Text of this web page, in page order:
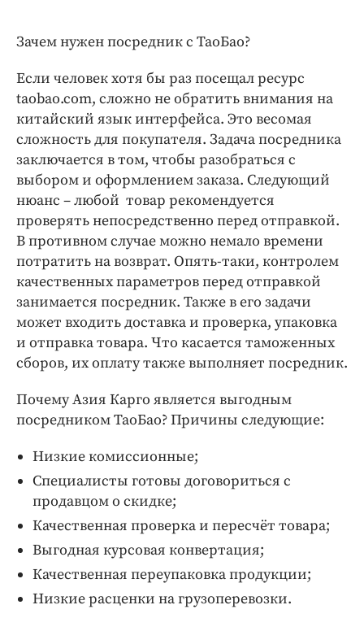
Зачем нужен посредник с ТаоБао?
Если человек хотя бы раз посещал ресурс
taobao.com, сложно не обратить внимания на
китайский язык интерфейса. Это весомая
сложность для покупателя. Задача посредника
заключается в том, чтобы разобраться с
выбором и оформлением заказа. Следующий
нюанс – любой товар рекомендуется
проверять непосредственно перед отправкой.
В противном случае можно немало времени
потратить на возврат. Опять-таки, контролем
качественных параметров перед отправкой
занимается посредник. Также в его задачи
может входить доставка и проверка, упаковка
и отправка товара. Что касается таможенных
сборов, их оплату также выполняет посредник.
Почему Азия Карго является выгодным
посредником ТаоБао? Причины следующие:
Низкие комиссионные;
Специалисты готовы договориться с
продавцом о скидке;
Качественная проверка и пересчёт товара;
Выгодная курсовая конвертация;
Качественная переупаковка продукции;
Низкие расценки на грузоперевозки.